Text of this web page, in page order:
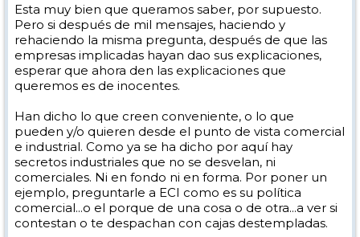
Lo que no lo tiene sentido, para mí, es tratar de reducir el asunto
mero "caso concreto", o "particular" o "puntual". Por lo menos en la
parte o aspecto del tema que a mí, y creo que a otros, nos interesa.
Saludos.
Esta muy bien que queramos saber, por supuesto.
Pero si después de mil mensajes, haciendo y
rehaciendo la misma pregunta, después de que las
empresas implicadas hayan dao sus explicaciones,
esperar que ahora den las explicaciones que
queremos es de inocentes.
Han dicho lo que creen conveniente, o lo que
pueden y/o quieren desde el punto de vista comercial
e industrial. Como ya se ha dicho por aquí hay
secretos industriales que no se desvelan, ni
comerciales. Ni en fondo ni en forma. Por poner un
ejemplo, preguntarle a ECI como es su política
comercial...o el porque de una cosa o de otra...a ver si
contestan o te despachan con cajas destempladas.